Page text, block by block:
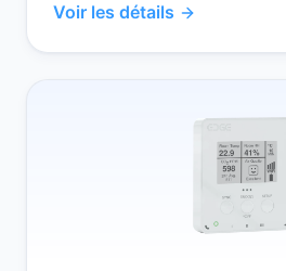
Voir les détails